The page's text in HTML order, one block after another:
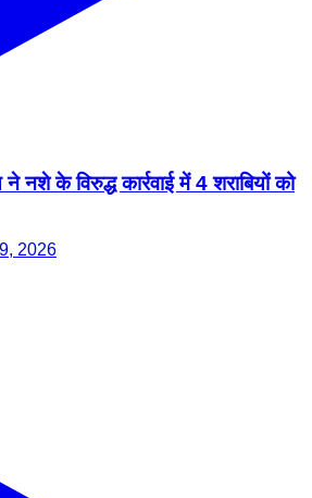
नशे के विरुद्ध कार्रवाई में 4 शराबियों को
2026